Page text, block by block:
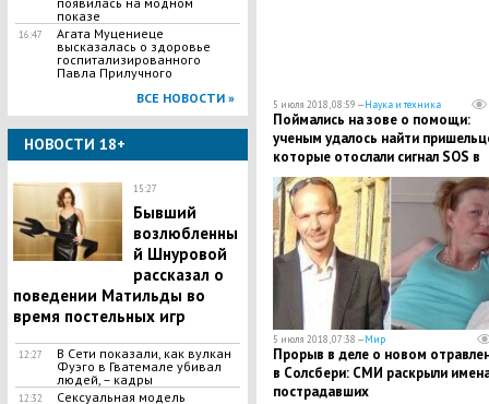
показе
16:47
Агата Муцениеце
высказалась о здоровье
госпитализированного
Павла Прилучного
ВСЕ НОВОСТИ »
НОВОСТИ 18+
15:27
Бывший
возлюбленны
й Шнуровой
рассказал о
поведении Матильды во
время постельных игр
12:27
В Сети показали, как вулкан
Фуэго в Гватемале убивал
людей, – кадры
12:32
Сексуальная модель
5 июля 2018, 08:59 —Наука и техника
Поймались на зове о помощи:
ученым удалось найти
которые отослали сигнал SOS в
космос
5 июля 2018, 07:38 —Мир
​Прорыв в деле о новом
в Солсбери: СМИ раскрыли
пострадавших